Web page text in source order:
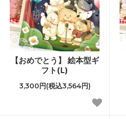
【おめでとう】 絵本型ギ
フト(L)
3,300円(税込3,564円)